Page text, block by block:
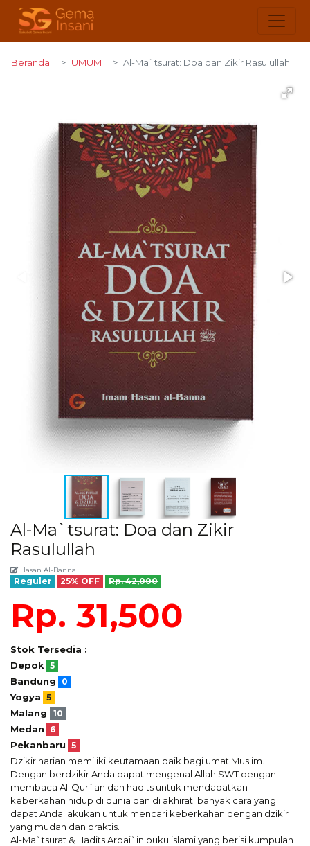
Beranda UMUM Al-Ma`tsurat: Doa dan Zikir Rasulullah
Al-Ma`tsurat: Doa dan Zikir
Rasulullah
Hasan Al-Banna
Reguler 25% OFF Rp. 42,000
Rp. 31,500
Stok Tersedia :
Depok 5
Bandung 0
Yogya 5
Malang 10
Medan 6
Pekanbaru 5
Dzikir harian memiliki keutamaan baik bagi umat Muslim.
Dengan berdzikir Anda dapat mengenal Allah SWT dengan
membaca Al-Qur`an dan hadits untuk mendapatkan
keberkahan hidup di dunia dan di akhirat. banyak cara yang
dapat Anda lakukan untuk mencari keberkahan dengan dzikir
yang mudah dan praktis.
Al-Ma`tsurat & Hadits Arbai`in buku islami yang berisi kumpulan